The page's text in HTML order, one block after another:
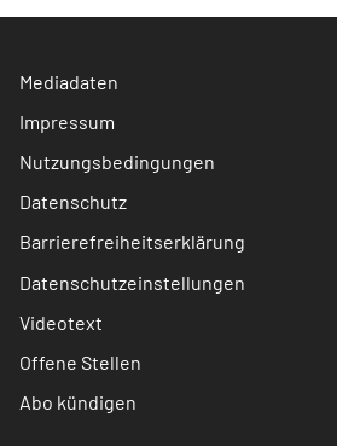
Mediadaten
Impressum
Nutzungsbedingungen
Datenschutz
Barrierefreiheitserklärung
Datenschutzeinstellungen
Videotext
Offene Stellen
Abo kündigen